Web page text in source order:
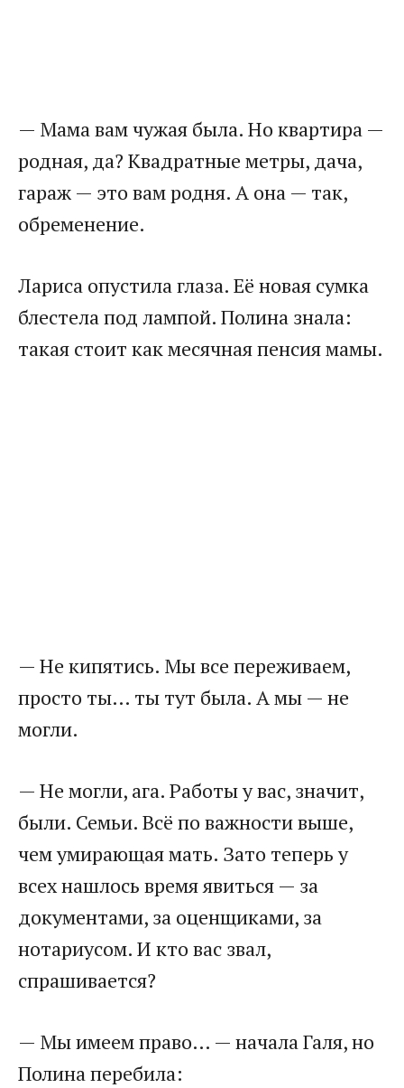
— Мама вам чужая была. Но квартира —
родная, да? Квадратные метры, дача,
гараж — это вам родня. А она — так,
обременение.
Лариса опустила глаза. Её новая сумка
блестела под лампой. Полина знала:
такая стоит как месячная пенсия мамы.
— Не кипятись. Мы все переживаем,
просто ты… ты тут была. А мы — не
могли.
— Не могли, ага. Работы у вас, значит,
были. Семьи. Всё по важности выше,
чем умирающая мать. Зато теперь у
всех нашлось время явиться — за
документами, за оценщиками, за
нотариусом. И кто вас звал,
спрашивается?
— Мы имеем право… — начала Галя, но
Полина перебила: